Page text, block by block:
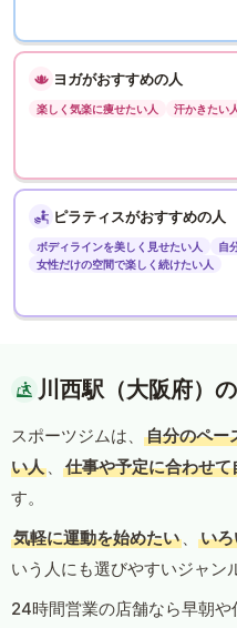
ヨガがおすすめの人
楽しく気楽に痩せたい人 汗かきたい
ピラティスがおすすめの人
ボディラインを美しく見せたい人
自
女性だけの空間で楽しく続けたい人
川西駅（大阪府）
スポーツジムは、
自分のペー
い人 、 仕事や予定に合わせ
す。
気軽に運動を始めたい 、 い
いう人にも選びやすいジャン
24時間営業の店舗なら早朝